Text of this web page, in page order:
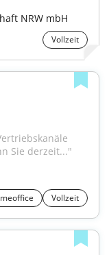
NRW mbH
Vollzeit
Sie derzeit..."
Vollzeit